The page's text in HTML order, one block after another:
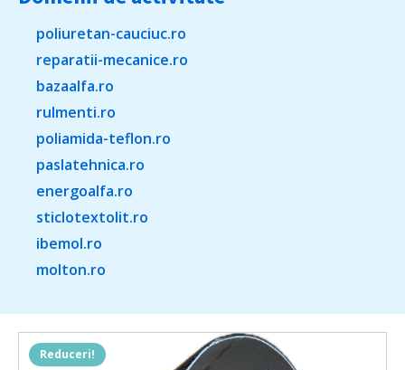
poliuretan-cauciuc.ro
reparatii-mecanice.ro
bazaalfa.ro
rulmenti.ro
poliamida-teflon.ro
paslatehnica.ro
energoalfa.ro
sticlotextolit.ro
ibemol.ro
molton.ro
Reduceri!